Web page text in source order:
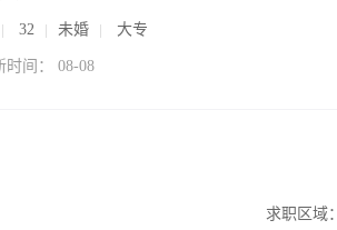
32 未婚 大专
时间： 08-08
求职区域：